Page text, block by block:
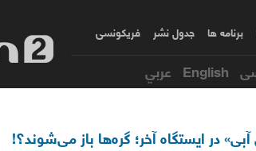
برنامه ها جدول نشر فریکونسی
English عربي
در ایستگاه آخر؛ گره‌ها باز می‌شوند؟!